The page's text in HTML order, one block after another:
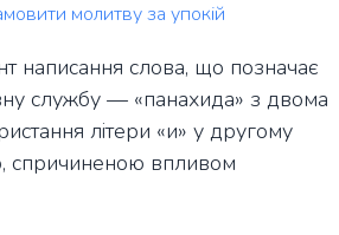
молитву за упокій
написання слова, що позначає
службу — «панахида» з двома
літери «и» у другому
спричиненою впливом